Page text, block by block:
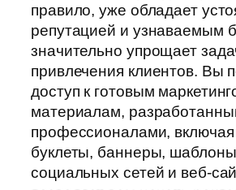
правило, уже обладает
репутацией и узнаваемым
значительно упрощает
привлечения клиентов. Вы
доступ к готовым
материалам,
профессионалами,
буклеты, баннеры,
социальных сетей и веб-